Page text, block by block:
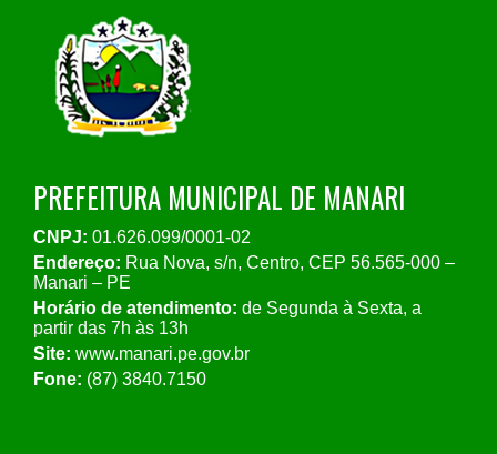
PREFEITURA MUNICIPAL DE MANARI
CNPJ: 01.626.099/0001-02
Endereço: Rua Nova, s/n, Centro, CEP 56.565-000 –
Manari – PE
Horário de atendimento: de Segunda à Sexta, a
partir das 7h às 13h
Site: www.manari.pe.gov.br
Fone: (87) 3840.7150